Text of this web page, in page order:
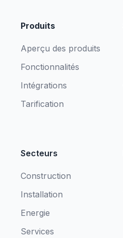
Produits
Aperçu des produits
Fonctionnalités
Intégrations
Tarification
Secteurs
Construction
Installation
Energie
Services